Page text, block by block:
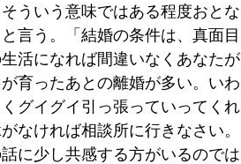
ういう意味ではある程度おとな
言う。「結婚の条件は、真面目
活になれば間違いなくあなたが
育ったあとの離婚が多い。いわ
グイグイ引っ張っていってくれ
なければ相談所に行きなさい。
に少し共感する方がいるのでは